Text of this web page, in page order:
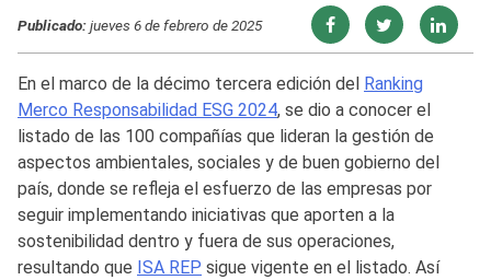
Publicado:jueves 6 de febrero de 2025
En el marco de la décimo tercera edición del Ranking
Merco Responsabilidad ESG 2024, se dio a conocer el
listado de las 100 compañías que lideran la gestión de
aspectos ambientales, sociales y de buen gobierno del
país, donde se refleja el esfuerzo de las empresas por
seguir implementando iniciativas que aporten a la
sostenibilidad dentro y fuera de sus operaciones,
resultando que ISA REP sigue vigente en el listado. Así